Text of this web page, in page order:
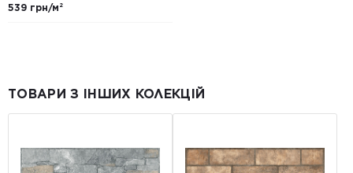
539 грн/м²
ТОВАРИ З ІНШИХ КОЛЕКЦІЙ